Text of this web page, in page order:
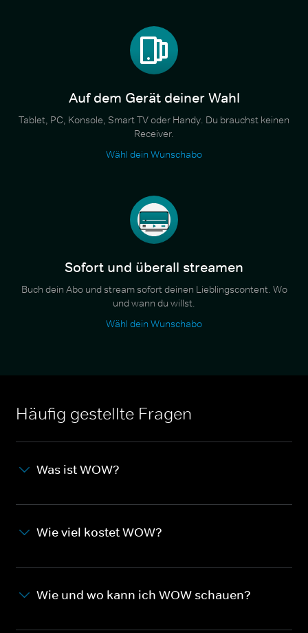
Auf dem Gerät deiner Wahl
Tablet, PC, Konsole, Smart TV oder Handy. Du brauchst keinen
Receiver.
Wähl dein Wunschabo
Sofort und überall streamen
Buch dein Abo und stream sofort deinen Lieblingscontent. Wo
und wann du willst.
Wähl dein Wunschabo
Häufig gestellte Fragen
Was ist WOW?
Wie viel kostet WOW?
Wie und wo kann ich WOW schauen?